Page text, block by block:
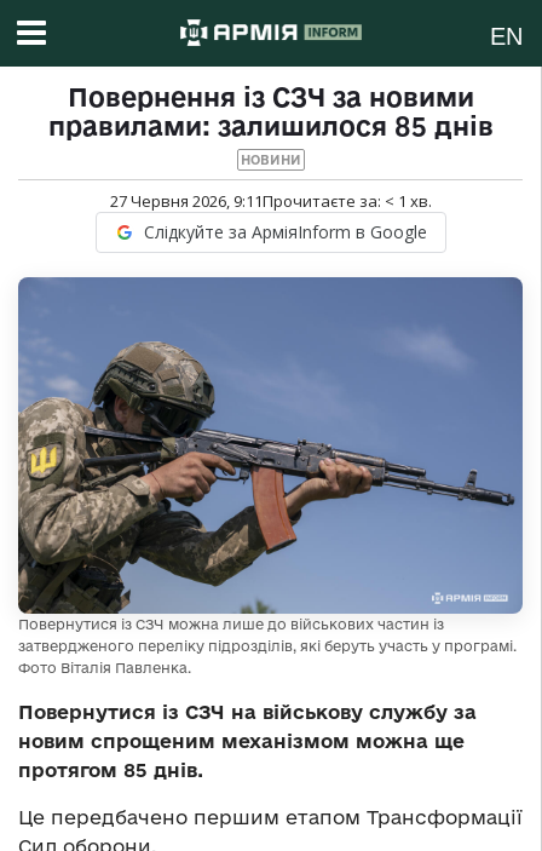
EN
Повернення із СЗЧ за новими
правилами: залишилося 85 днів
НОВИНИ
27 Червня 2026, 9:11Прочитаєте за: < 1 хв.
Слідкуйте за АрміяInform в Google
Повернутися із СЗЧ можна лише до військових частин із
затвердженого переліку підрозділів, які беруть участь у програмі.
Фото Віталія Павленка.
Повернутися із СЗЧ на військову службу за
новим спрощеним механізмом можна ще
протягом 85 днів.
Це передбачено першим етапом Трансформації
Сил оборони.